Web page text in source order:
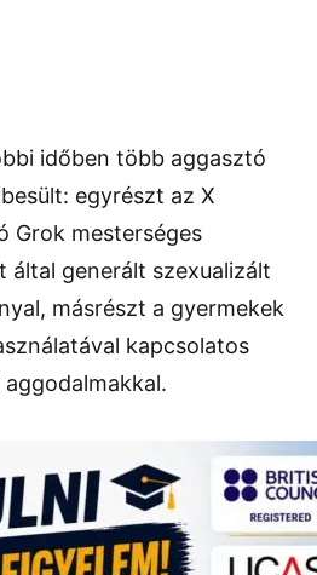
időben több aggasztó
egyrészt az X
Grok mesterséges
által generált szexualizált
másrészt a gyermekek
kapcsolatos